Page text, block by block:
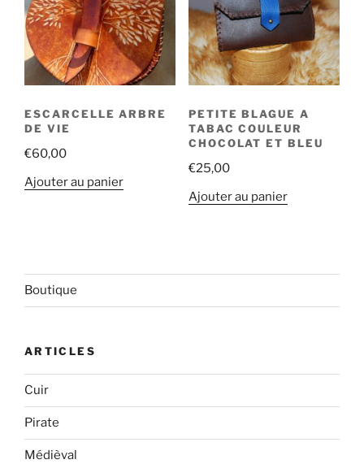
ESCARCELLE ARBRE
DE VIE
€60,00
Ajouter au panier
PETITE BLAGUE A
TABAC COULEUR
CHOCOLAT ET BLEU
€25,00
Ajouter au panier
Boutique
ARTICLES
Cuir
Pirate
Médièval